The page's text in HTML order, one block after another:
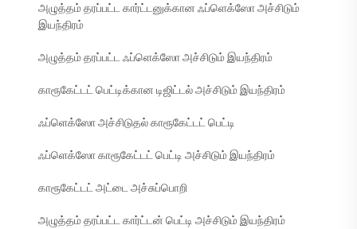
அழுத்தம் தரப்பட்ட கார்ட்டனுக்கான ஃப்ளெக்ஸோ அச்சிடும்
இயந்திரம்
அழுத்தம் தரப்பட்ட ஃப்ளெக்ஸோ அச்சிடும் இயந்திரம்
காரூகேட்டட் பெட்டிக்கான டிஜிட்டல் அச்சிடும் இயந்திரம்
ஃப்ளெக்ஸோ அச்சிடுதல் காரூகேட்டட் பெட்டி
ஃப்ளெக்ஸோ காரூகேட்டட் பெட்டி அச்சிடும் இயந்திரம்
காரூகேட்டட் அட்டை அச்சுப்பொறி
அழுத்தம் தரப்பட்ட கார்ட்டன் பெட்டி அச்சிடும் இயந்திரம்